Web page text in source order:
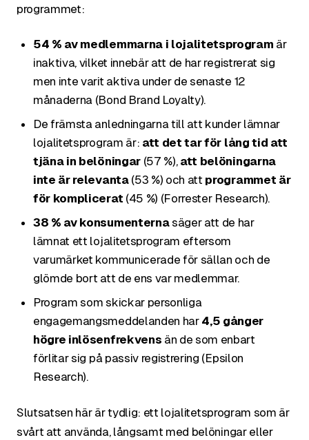
programmet:
54 % av medlemmarna i lojalitetsprogram är
inaktiva, vilket innebär att de har registrerat sig
men inte varit aktiva under de senaste 12
månaderna (Bond Brand Loyalty).
De främsta anledningarna till att kunder lämnar
lojalitetsprogram är: att det tar för lång tid att
tjäna in belöningar(57 %), att belöningarna
inte är relevanta(53 %) och att programmet är
för komplicerat (45 %) (Forrester Research).
38 % av konsumenternasäger att de har
lämnat ett lojalitetsprogram eftersom
varumärket kommunicerade för sällan och de
glömde bort att de ens var medlemmar.
Program som skickar personliga
engagemangsmeddelanden har 4,5 gånger
högre inlösenfrekvens än de som enbart
förlitar sig på passiv registrering (Epsilon
Research).
Slutsatsen här är tydlig: ett lojalitetsprogram som är
svårt att använda, långsamt med belöningar eller